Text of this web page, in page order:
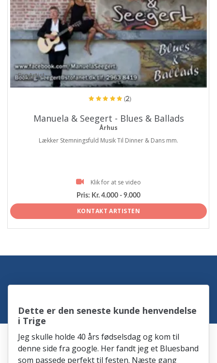
ProArtist
(2)
Manuela & Seegert - Blues & Ballads
Århus
Lækker Stemningsfuld Musik Til Dinner & Dans mm.
Klik for at se video
Pris: Kr. 4.000 - 9.000
KONTAKT ARTISTEN
Dette er den seneste kunde henvendelse
i Trige
Jeg skulle holde 40 års fødselsdag og kom til
denne side fra google. Her fandt jeg et Bluesband
som passede perfekt til festen. Næste gang